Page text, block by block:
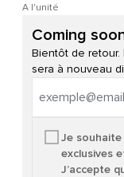
A l'unité
Coming
Bientôt de
sera à nouveau
Je
exclusives
J’accepte